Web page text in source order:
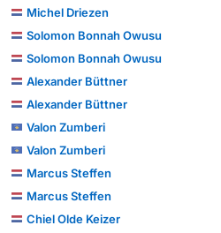
Michel Driezen
Solomon Bonnah Owusu
Solomon Bonnah Owusu
Alexander Büttner
Alexander Büttner
Valon Zumberi
Valon Zumberi
Marcus Steffen
Marcus Steffen
Chiel Olde Keizer